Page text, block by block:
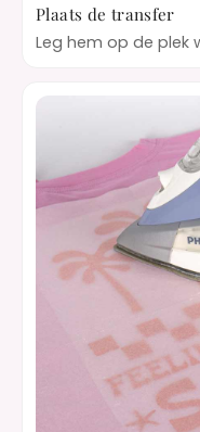
Plaats de transfer
Leg hem op de plek